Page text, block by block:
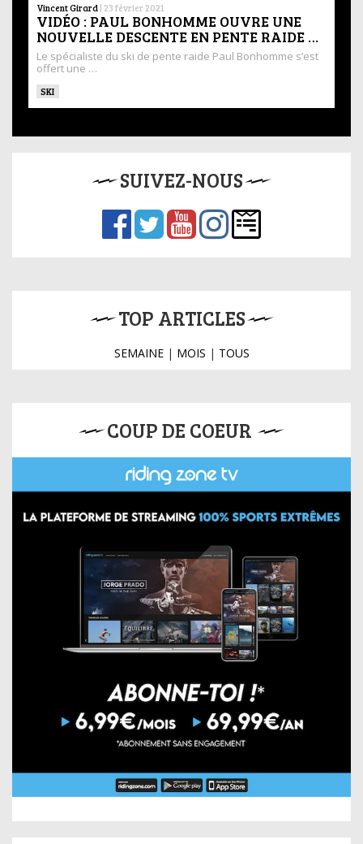
Vincent Girard | 23 février 2021
VIDÉO : PAUL BONHOMME OUVRE UNE
NOUVELLE DESCENTE EN PENTE RAIDE …
Le spécialiste du ski de pente raide Paul Bonhomme s’est
offert une …
SKI
SUIVEZ-NOUS
TOP ARTICLES
SEMAINE| MOIS | TOUS
COUP DE COEUR